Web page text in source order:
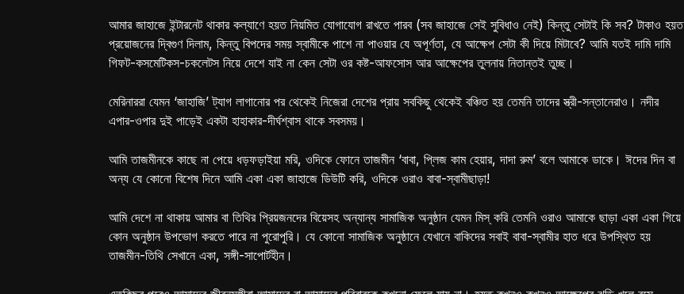
আমার জাহাজে ইন্টারনেট থাকার কল্যাণে হয়ত নিয়মিত যোগাযোগ রাখতে পারব (সব জাহাজে সেই সুবিধাও নেই) কিন্তু সেটাই কি সব? টাকাও হয়ত
প্রয়োজনের দ্বিগুণ দিলাম, কিন্তু বিপদের সময় স্বামীকে পাশে না পাওয়ার যে অপূর্ণতা, যে আক্ষেপ সেটা কী দিয়ে মিটাবে? আমি যতই দামি দামি
গিফট-কসমেটিকস-চকলেটস নিয়ে দেশে যাই না কেন সেটা ওর কষ্ট-আফসোস আর আক্ষেপের তুলনায় নিতান্তই তুচ্ছ।
মেরিনাররা যেমন ‘জাহাজি’ ট্যাগ লাগানোর পর থেকেই নিজেরা দেশের প্রায় সবকিছু থেকেই বঞ্চিত হয় তেমনি তাদের স্ত্রী-সন্তানেরাও। নদীর
এপার-ওপার দুই পাড়েই একটা হাহাকার-দীর্ঘশ্বাস থাকে সবসময়।
আমি তাজমীনকে কাছে না পেয়ে ধড়ফড়াইয়া মরি, ওদিকে ফোনে তাজমীন ‘বাবা, প্লিজ কাম হেয়ার, দাদা রুম’ বলে আমাকে ডাকে। ঈদের দিন বা
অন্য যে কোনো বিশেষ দিনে আমি একা একা জাহাজে ডিউটি করি, ওদিকে ওরাও বাবা-স্বামীছাড়া!
আমি দেশে না থাকায় আমার বা তিথির প্রিয়জনদের বিয়েসহ অন্যান্য সামাজিক অনুষ্ঠান যেমন মিস্ করি তেমনি ওরাও আমাকে ছাড়া একা একা গিয়ে
কোন অনুষ্ঠান উপভোগ করতে পারে না পুরোপুরি। যে কোনো সামাজিক অনুষ্ঠানে যেখানে বাকিদের সবাই বাবা-স্বামীর হাত ধরে উপস্থিত হয়
তাজমীন-তিথি সেখানে একা, সঙ্গী-সাপোর্টহীন।